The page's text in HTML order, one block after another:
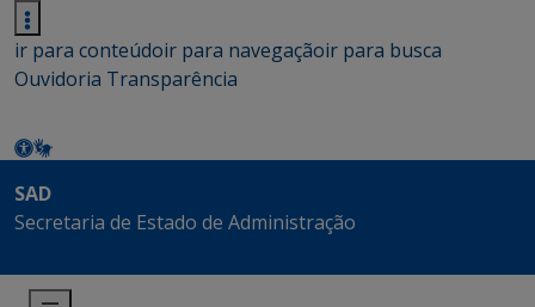
ir para conteúdoir para navegaçãoir para busca
Ouvidoria Transparência
SAD
Secretaria de Estado de Administração